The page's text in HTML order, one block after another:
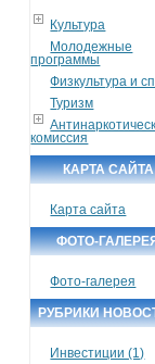
Культура
Молодежные
программы
Физкультура и
Туризм
комиссия
КАРТА САЙТА
Карта сайта
ФОТО-
Фото-галерея
РУБРИКИ
Инвестиции (1)